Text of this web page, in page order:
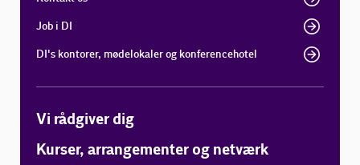
Job i DI
DI's kontorer, mødelokaler og konferencehotel
Vi rådgiver dig
Kurser, arrangementer og netværk